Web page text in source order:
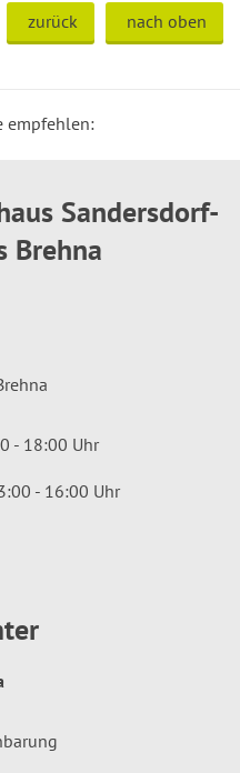
zurück nach oben
empfehlen:
Sandersdorf-
Brehna
- 18:00 Uhr
- 16:00 Uhr